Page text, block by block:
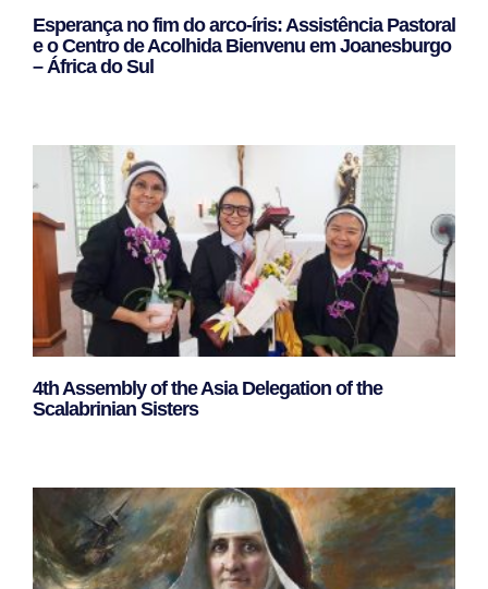
Esperança no fim do arco-íris: Assistência Pastoral
e o Centro de Acolhida Bienvenu em Joanesburgo
– África do Sul
4th Assembly of the Asia Delegation of the
Scalabrinian Sisters